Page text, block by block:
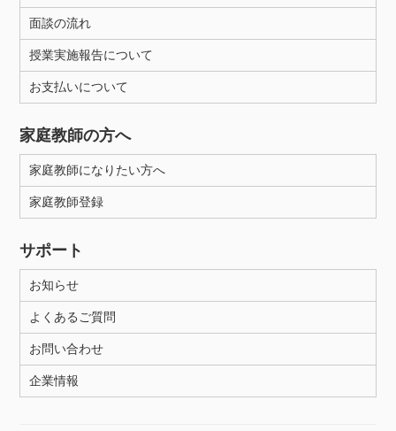
面談の流れ
授業実施報告について
お支払いについて
家庭教師の方へ
家庭教師になりたい方へ
家庭教師登録
サポート
お知らせ
よくあるご質問
お問い合わせ
企業情報